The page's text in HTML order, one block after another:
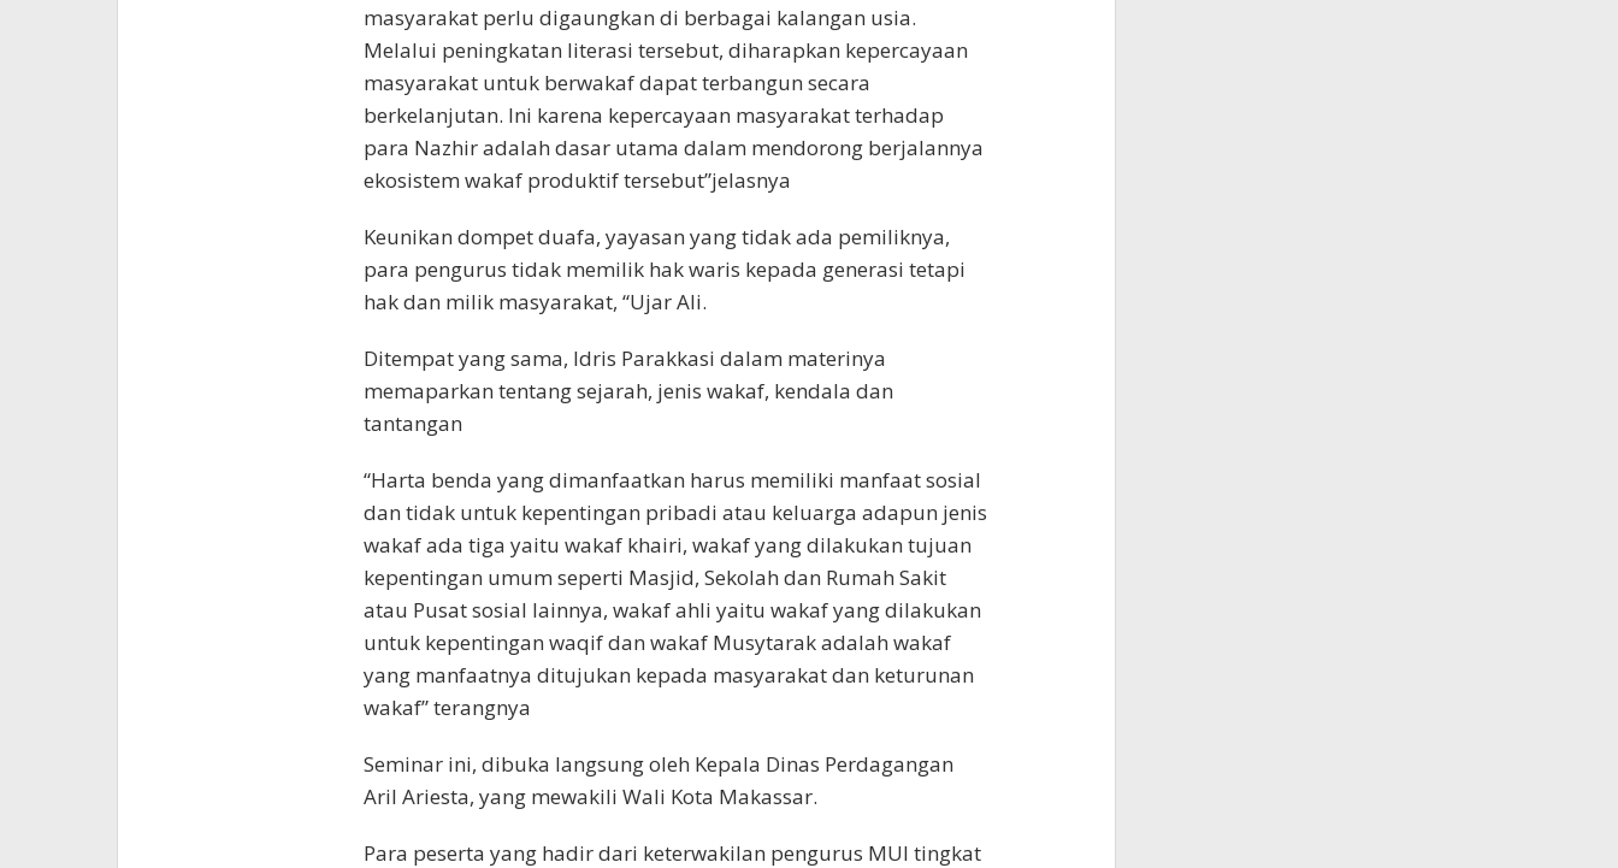
masyarakat perlu digaungkan di berbagai kalangan usia.
Melalui peningkatan literasi tersebut, diharapkan kepercayaan
masyarakat untuk berwakaf dapat terbangun secara
berkelanjutan. Ini karena kepercayaan masyarakat terhadap
para Nazhir adalah dasar utama dalam mendorong berjalannya
ekosistem wakaf produktif tersebut”jelasnya
Keunikan dompet duafa, yayasan yang tidak ada pemiliknya,
para pengurus tidak memilik hak waris kepada generasi tetapi
hak dan milik masyarakat, “Ujar Ali.
Ditempat yang sama, Idris Parakkasi dalam materinya
memaparkan tentang sejarah, jenis wakaf, kendala dan
tantangan
“Harta benda yang dimanfaatkan harus memiliki manfaat sosial
dan tidak untuk kepentingan pribadi atau keluarga adapun jenis
wakaf ada tiga yaitu wakaf khairi, wakaf yang dilakukan tujuan
kepentingan umum seperti Masjid, Sekolah dan Rumah Sakit
atau Pusat sosial lainnya, wakaf ahli yaitu wakaf yang dilakukan
untuk kepentingan waqif dan wakaf Musytarak adalah wakaf
yang manfaatnya ditujukan kepada masyarakat dan keturunan
wakaf” terangnya
Seminar ini, dibuka langsung oleh Kepala Dinas Perdagangan
Aril Ariesta, yang mewakili Wali Kota Makassar.
Para peserta yang hadir dari keterwakilan pengurus MUI tingkat